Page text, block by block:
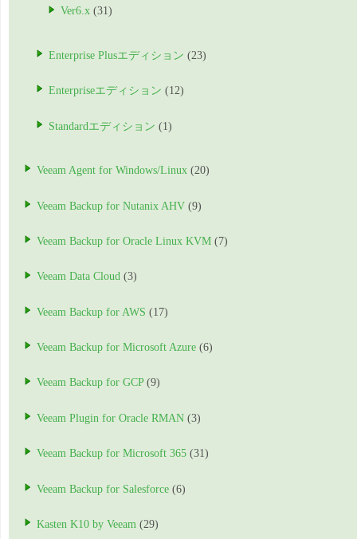
Ver6.x (31)
Enterprise Plusエディション (23)
Enterpriseエディション (12)
Standardエディション (1)
Veeam Agent for Windows/Linux (20)
Veeam Backup for Nutanix AHV (9)
Veeam Backup for Oracle Linux KVM (7)
Veeam Data Cloud (3)
Veeam Backup for AWS (17)
Veeam Backup for Microsoft Azure (6)
Veeam Backup for GCP(9)
Veeam Plugin for Oracle RMAN (3)
Veeam Backup for Microsoft 365 (31)
Veeam Backup for Salesforce (6)
Kasten K10 by Veeam (29)